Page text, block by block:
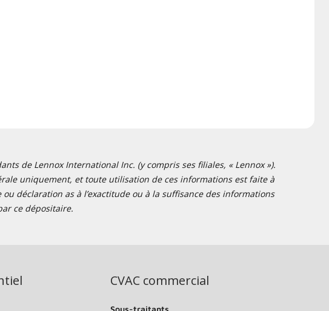
de Lennox International Inc. (y compris ses filiales, « Lennox »).
uniquement, et toute utilisation de ces informations est faite à
déclaration as à l’exactitude ou à la suffisance des informations
ce dépositaire.
CVAC commercial
Sous-traitants